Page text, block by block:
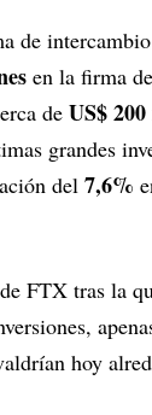
de
en la firma
de US$
grandes
del 7,6%
FTX tras la
hoy